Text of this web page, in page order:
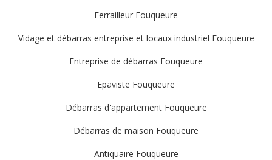
Ferrailleur Fouqueure
Vidage et débarras entreprise et locaux industriel Fouqueure
Entreprise de débarras Fouqueure
Epaviste Fouqueure
Débarras d'appartement Fouqueure
Débarras de maison Fouqueure
Antiquaire Fouqueure